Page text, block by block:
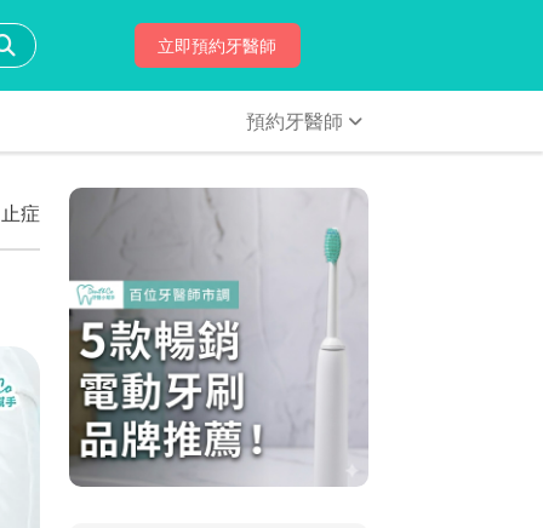
立即預約牙醫師
預約牙醫師
症